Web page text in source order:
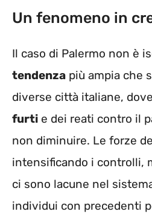
Un fenomeno in
Il caso di Palermo non è
tendenza più ampia che
diverse città italiane,
furti e dei reati contro il
non diminuire. Le forze
intensificando i controlli,
ci sono lacune nel
individui con precedenti